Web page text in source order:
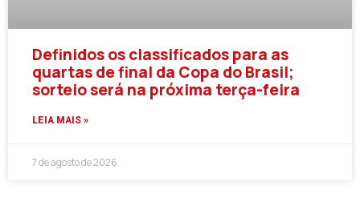
Definidos os classificados para as
quartas de final da Copa do Brasil;
sorteio será na próxima terça-feira
LEIA MAIS »
7 de agosto de 2026